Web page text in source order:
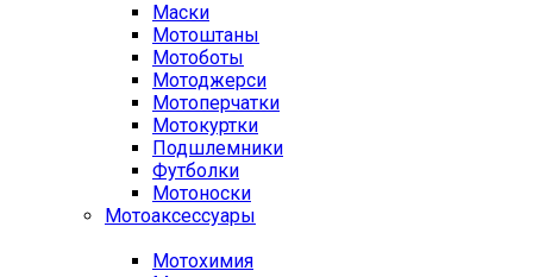
Маски
Мотоштаны
Мотоботы
Мотоджерси
Мотоперчатки
Мотокуртки
Подшлемники
Футболки
Мотоноски
Мотоаксессуары
Мотохимия